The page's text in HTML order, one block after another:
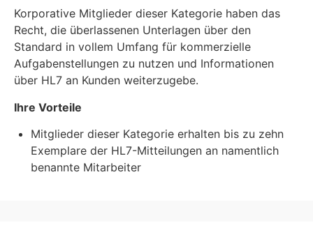
Korporative Mitglieder dieser Kategorie haben das
Recht, die überlassenen Unterlagen über den
Standard in vollem Umfang für kommerzielle
Aufgabenstellungen zu nutzen und Informationen
über HL7 an Kunden weiterzugebe.
Ihre Vorteile
Mitglieder dieser Kategorie erhalten bis zu zehn
Exemplare der HL7-Mitteilungen an namentlich
benannte Mitarbeiter